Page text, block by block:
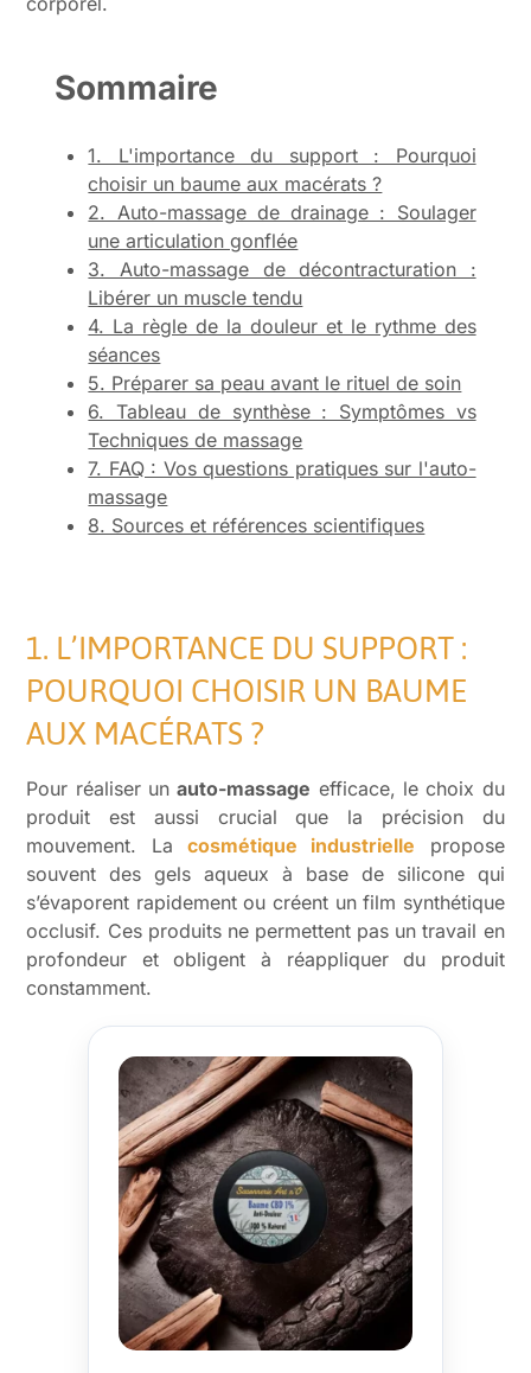
Sommaire
1. L'importance du support : Pourquoi
choisir un baume aux macérats ?
2. Auto-massage de drainage : Soulager
une articulation gonflée
3. Auto-massage de décontracturation :
Libérer un muscle tendu
4. La règle de la douleur et le rythme des
séances
5. Préparer sa peau avant le rituel de soin
6. Tableau de synthèse : Symptômes vs
Techniques de massage
7. FAQ : Vos questions pratiques sur l'auto-
massage
8. Sources et références scientifiques
1. L’IMPORTANCE DU SUPPORT :
POURQUOI CHOISIR UN BAUME
AUX MACÉRATS ?
Pour réaliser unauto-massage efficace, le choix du
produit est aussi crucial que la précision du
mouvement. La cosmétique industrielle propose
souvent des gels aqueux à base de silicone qui
s’évaporent rapidement ou créent un film synthétique
occlusif. Ces produits ne permettent pas un travail en
profondeur et obligent à réappliquer du produit
constamment.